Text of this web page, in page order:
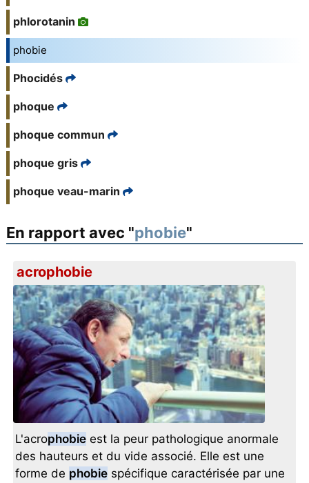
phlorotanin
phobie
Phocidés
phoque
phoque commun
phoque gris
phoque veau-marin
En rapport avec "phobie"
acrophobie
L'acrophobie est la peur pathologique anormale
des hauteurs et du vide associé. Elle est une
forme de phobie spécifique caractérisée par une